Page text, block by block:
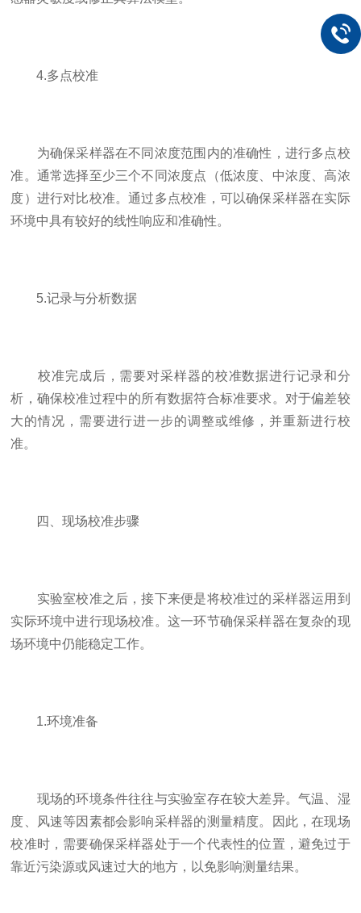
4.多点校准
为确保采样器在不同浓度范围内的准确性，进行多点校
准。通常选择至少三个不同浓度点（低浓度、中浓度、高浓
度）进行对比校准。通过多点校准，可以确保采样器在实际
环境中具有较好的线性响应和准确性。
5.记录与分析数据
校准完成后，需要对采样器的校准数据进行记录和分
析，确保校准过程中的所有数据符合标准要求。对于偏差较
大的情况，需要进行进一步的调整或维修，并重新进行校
准。
四、现场校准步骤
实验室校准之后，接下来便是将校准过的采样器运用到
实际环境中进行现场校准。这一环节确保采样器在复杂的现
场环境中仍能稳定工作。
1.环境准备
现场的环境条件往往与实验室存在较大差异。气温、湿
度、风速等因素都会影响采样器的测量精度。因此，在现场
校准时，需要确保采样器处于一个代表性的位置，避免过于
靠近污染源或风速过大的地方，以免影响测量结果。